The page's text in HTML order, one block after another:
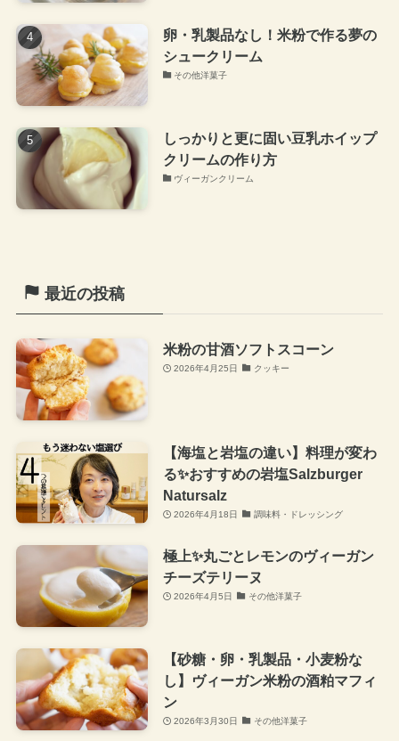
卵・乳製品なし！米粉で作る夢の
シュークリーム
その他洋菓子
しっかりと更に固い豆乳ホイップ
クリームの作り方
ヴィーガンクリーム
最近の投稿
米粉の甘酒ソフトスコーン
2026年4月25日 クッキー
【海塩と岩塩の違い】料理が変わ
る✨おすすめの岩塩Salzburger
Natursalz
2026年4月18日 調味料・ドレッシング
極上✨丸ごとレモンのヴィーガン
チーズテリーヌ
2026年4月5日 その他洋菓子
【砂糖・卵・乳製品・小麦粉な
し】ヴィーガン米粉の酒粕マフィ
ン
2026年3月30日 その他洋菓子